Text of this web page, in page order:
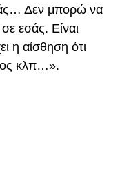
Δεν μπορώ να
εσάς. Είναι
η αίσθηση ότι
κλπ…».